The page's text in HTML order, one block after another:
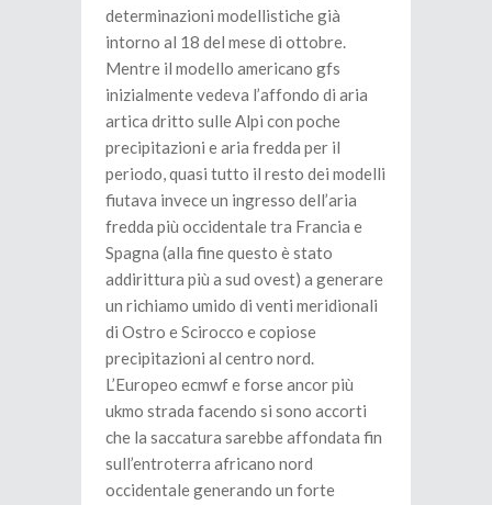
determinazioni modellistiche già
intorno al 18 del mese di ottobre.
Mentre il modello americano gfs
inizialmente vedeva l’affondo di aria
artica dritto sulle Alpi con poche
precipitazioni e aria fredda per il
periodo, quasi tutto il resto dei modelli
fiutava invece un ingresso dell’aria
fredda più occidentale tra Francia e
Spagna (alla fine questo è stato
addirittura più a sud ovest) a generare
un richiamo umido di venti meridionali
di Ostro e Scirocco e copiose
precipitazioni al centro nord.
L’Europeo ecmwf e forse ancor più
ukmo strada facendo si sono accorti
che la saccatura sarebbe affondata fin
sull’entroterra africano nord
occidentale generando un forte